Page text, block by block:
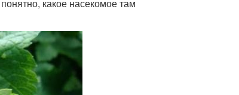
какое насекомое там